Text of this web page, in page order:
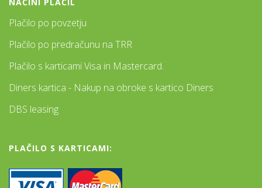
NAČINI PLAČIL
Plačilo po povzetju
Plačilo po predračunu na TRR
Plačilo s karticami Visa in Mastercard.
Diners kartica - Nakup na obroke s kartico Diners
DBS leasing
PLAČILO S KARTICAMI: